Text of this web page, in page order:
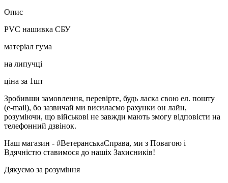
Опис
PVC нашивка СБУ
матеріал гума
на липучці
ціна за 1шт
Зробивши замовлення, перевірте, будь ласка свою ел. пошту
(e-mail), бо зазвичай ми висилаємо рахунки он лайн,
розуміючи, що військові не завжди мають змогу відповісти на
телефонний дзвінок.
Наш магазин - #ВетеранськаСправа, ми з Повагою і
Вдячністю ставимося до нашіх Захисників!
Дякуємо за розуміння